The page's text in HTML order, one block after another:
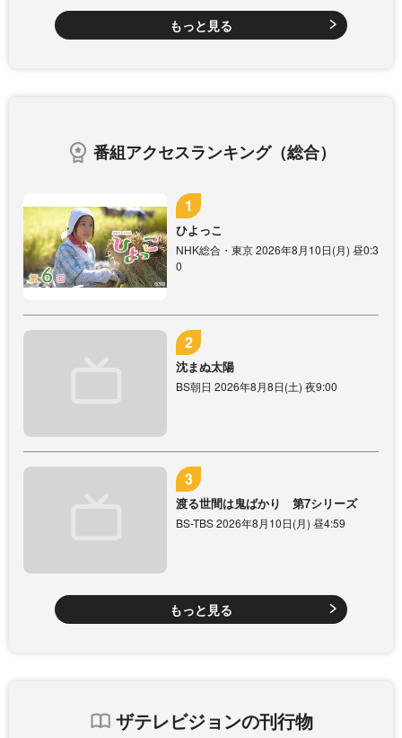
もっと見る
番組アクセスランキング（総合）
ひよっこ
NHK総合・東京 2026年8月10日(月) 昼0:3
0
沈まぬ太陽
BS朝日 2026年8月8日(土) 夜9:00
渡る世間は鬼ばかり 第7シリーズ
BS-TBS 2026年8月10日(月) 昼4:59
もっと見る
ザテレビジョンの刊行物